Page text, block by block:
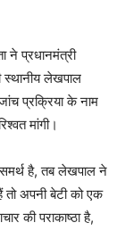
ने प्रधानमंत्री
स्थानीय लेखपाल
प्रक्रिया के नाम
मांगी।
है, तब लेखपाल ने
अपनी बेटी को एक
की पराकाष्ठा है,